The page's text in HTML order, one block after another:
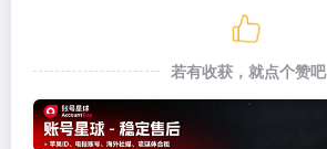
若有收获，就点个赞吧